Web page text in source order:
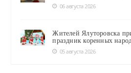
06 августа 2026
Жителей Ялуторовска
праздник коренных
05 августа 2026